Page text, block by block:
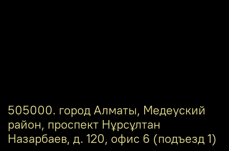
505000. город Алматы, Медеуский
район, проспект Нұрсұлтан
Назарбаев, д. 120, офис 6 (подъезд 1)